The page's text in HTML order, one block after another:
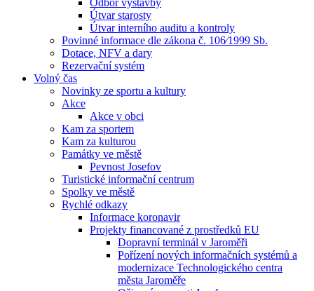
Odbor výstavby
Útvar starosty
Útvar interního auditu a kontroly
Povinné informace dle zákona č. 106⁄1999 Sb.
Dotace, NFV a dary
Rezervační systém
Volný čas
Novinky ze sportu a kultury
Akce
Akce v obci
Kam za sportem
Kam za kulturou
Památky ve městě
Pevnost Josefov
Turistické informační centrum
Spolky ve městě
Rychlé odkazy
Informace koronavir
Projekty financované z prostředků EU
Dopravní terminál v Jaroměři
Pořízení nových informačních systémů a
modernizace Technologického centra
města Jaroměře